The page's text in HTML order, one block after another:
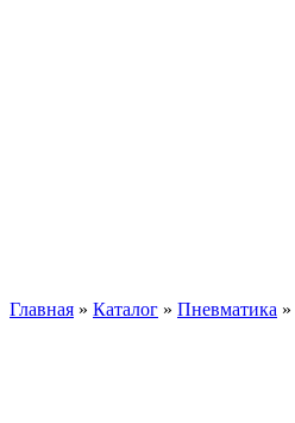
Главная » Каталог » Пневматика »